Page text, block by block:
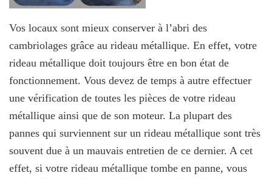
Vos locaux sont mieux conserver à l’abri des
cambriolages grâce au rideau métallique. En effet, votre
rideau métallique doit toujours être en bon état de
fonctionnement. Vous devez de temps à autre effectuer
une vérification de toutes les pièces de votre rideau
métallique ainsi que de son moteur. La plupart des
pannes qui surviennent sur un rideau métallique sont très
souvent due à un mauvais entretien de ce dernier. A cet
effet, si votre rideau métallique tombe en panne, vous